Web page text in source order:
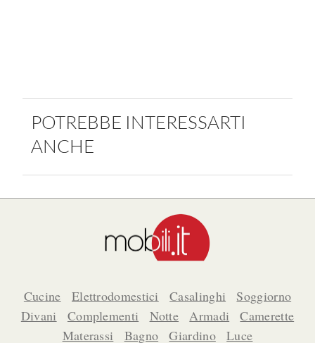
POTREBBE INTERESSARTI
ANCHE
Cucine Elettrodomestici Casalinghi
Soggiorno
Divani
Complementi Notte Armadi
Camerette
Materassi
Bagno Giardino Luce